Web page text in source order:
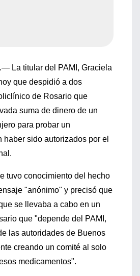
La titular del PAMI, Graciela
que despidió a dos
de Rosario que
suma de dinero de un
para probar un
haber sido autorizados por el
tuvo conocimiento del hecho
"anónimo" y precisó que
se llevaba a cabo en un
que "depende del PAMI,
las autoridades de Buenos
creando un comité al solo
medicamentos".